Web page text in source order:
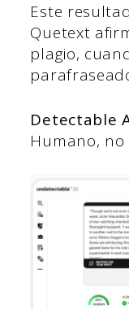
Este
Quetext
plagio,
Detectable
Humano, no